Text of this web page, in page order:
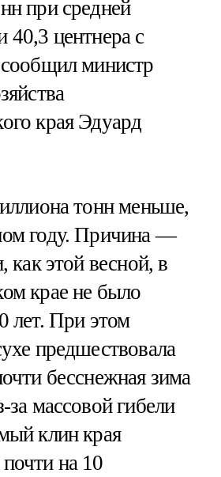
при средней
40,3 центнера с
министр
края Эдуард
тонн меньше,
году. Причина —
как этой весной, в
крае не было
лет. При этом
предшествовала
бесснежная зима
массовой гибели
клин края
на 10